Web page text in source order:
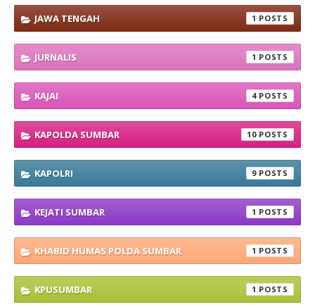
JAWA TENGAH 1
JURNALIS 1
KAJAI 4
KAPOLDA SUMBAR 10
KAPOLRI 9
KEJATI SUMBAR 1
KHABID HUMAS POLDA SUMBAR 1
KPUSUMBAR 1